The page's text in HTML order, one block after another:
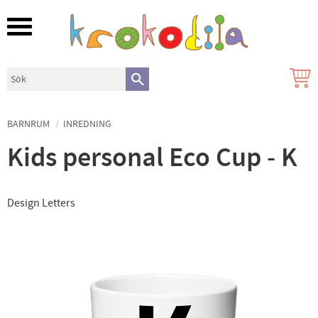
Meny
BARNRUM INREDNING
Kids personal Eco Cup - K
Design Letters